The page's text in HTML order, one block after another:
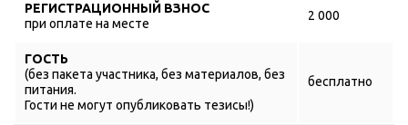
РЕГИСТРАЦИОННЫЙ ВЗНОС
при оплате на месте
2 000
ГОСТЬ
(без пакета участника, без материалов, без
питания.
Гости не могут опубликовать тезисы!)
бесплатно